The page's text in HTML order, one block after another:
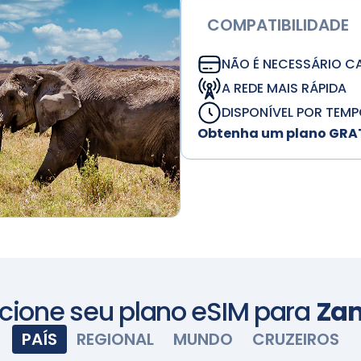
COMPATIBILIDADE
NÃO É NECESSÁRIO
A REDE MAIS RÁPIDA
DISPONÍVEL POR
Obtenha um plano
seu plano eSIM para
PAÍS REGIONAL MUNDO CRUZEIROS